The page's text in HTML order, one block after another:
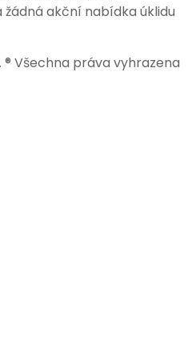
akční nabídka úklidu
® Všechna práva vyhrazena